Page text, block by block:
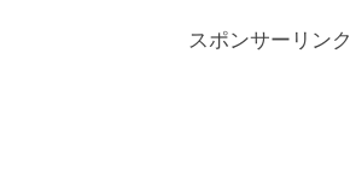
スポンサーリンク